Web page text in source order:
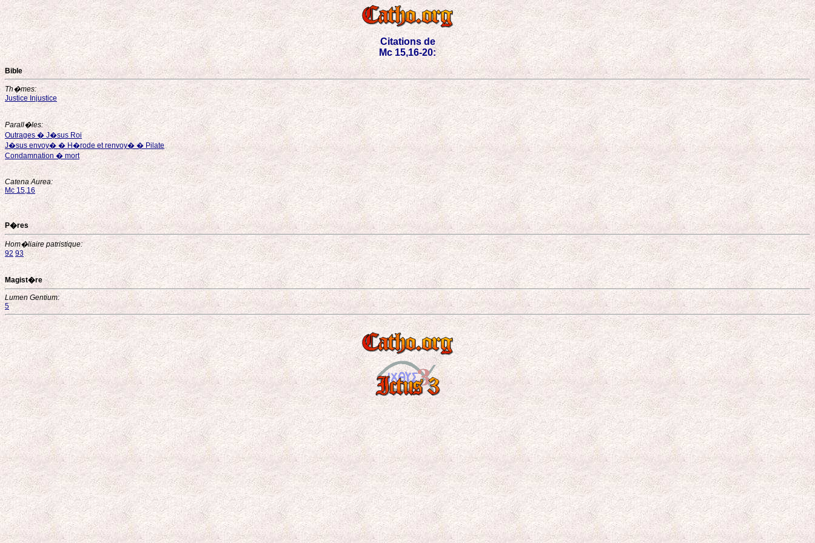
Citations de
Mc 15,16-20:
Bible
Th�mes:
Justice Injustice
Parall�les:
Outrages � J�sus Roi
J�sus envoy� � H�rode et renvoy� � Pilate
Condamnation � mort
Catena Aurea:
Mc 15,16
P�res
Hom�liaire patristique:
92 93
Magist�re
Lumen Gentium:
5